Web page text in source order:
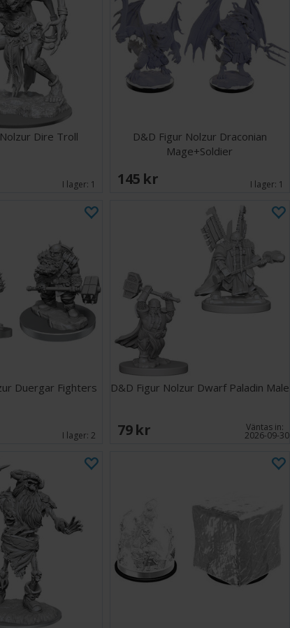
Dire Troll
I lager: 1
D&D Figur Nolzur Draconian
Mage+Soldier
145 SEK I lager: 1
Duergar Fighters
I lager:2
D&D Figur Nolzur Dwarf Paladin Male
79 SEK Väntas in:
2026-09-30